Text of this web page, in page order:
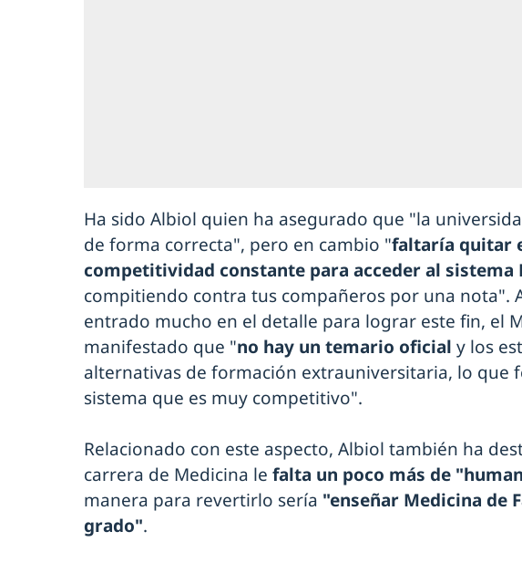
Ha sido Albiol quien ha asegurado que "la
de forma correcta", pero en cambio "faltaría quitar
competitividad constante para acceder al sistema
compitiendo contra tus compañeros por una nota".
entrado mucho en el detalle para lograr este fin, el
manifestado que "no hay un temario oficial y los
alternativas de formación extrauniversitaria, lo que
sistema que es muy competitivo".
Relacionado con este aspecto, Albiol también ha
carrera de Medicina le falta un poco más de
manera para revertirlo sería "enseñar Medicina de
grado".